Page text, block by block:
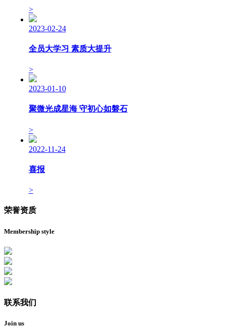
>
2023-02-24
全员大学习 素质大提升
>
2023-01-10
聚微光成星海 守初心如磐石
>
2022-11-24
喜报
>
荣誉资质
Membership style
联系我们
Join us